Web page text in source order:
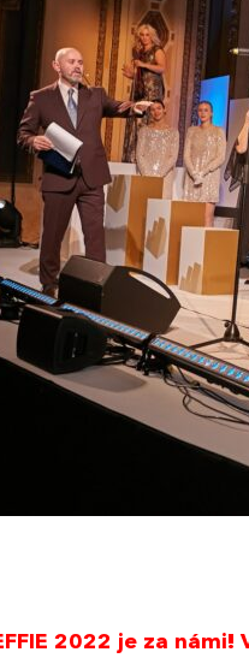
2022 je za